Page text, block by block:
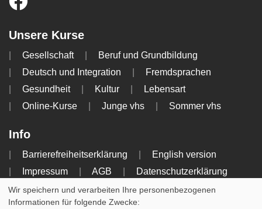
Unsere Kurse
Gesellschaft
Beruf und Grundbildung
Deutsch und Integration
Fremdsprachen
Gesundheit
Kultur
Lebensart
Online-Kurse
Junge vhs Sommer vhs
Info
Barrierefreiheitserklärung
English version
Impressum
AGB
Datenschutzerklärung
Widerrufsbelehrung
Wir speichern und verarbeiten Ihre personenbezogenen
Informationen für folgende Zwecke: